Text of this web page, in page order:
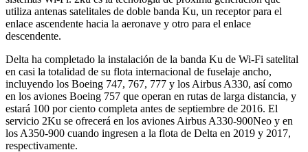
utiliza antenas satelitales de doble banda Ku, un receptor para el
enlace ascendente hacia la aeronave y otro para el enlace
descendente.
Delta ha completado la instalación de la banda Ku de Wi-Fi satelital
en casi la totalidad de su flota internacional de fuselaje ancho,
incluyendo los Boeing 747, 767, 777 y los Airbus A330, así como
en los aviones Boeing 757 que operan en rutas de larga distancia, y
estará 100 por ciento completa antes de septiembre de 2016. El
servicio 2Ku se ofrecerá en los aviones Airbus A330-900Neo y en
los A350-900 cuando ingresen a la flota de Delta en 2019 y 2017,
respectivamente.